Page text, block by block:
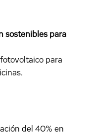
sostenibles para
para
del 40% en